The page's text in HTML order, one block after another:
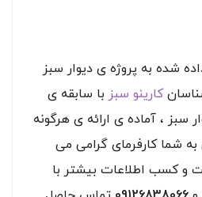
شده به پروژه ی دیوار سبز
کارینو سبز با سابقه ی
سبز ، آماده ی ارائه ی هرگونه
به شما کارفرمای گرامی می
و کسب اطلاعات بیشتر با